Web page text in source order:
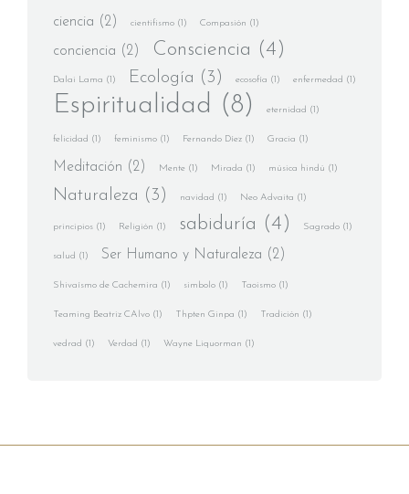
ciencia (2) cientifismo (1) Compasión (1)
conciencia (2) Consciencia (4)
Dalai Lama (1) Ecología (3) ecosofía (1) enfermedad (1)
Espiritualidad (8) eternidad (1)
felicidad (1) feminismo (1) Fernando Díez (1) Gracia (1)
Meditación (2) Mente (1) Mirada (1) música hindú (1)
Naturaleza (3) navidad (1) Neo Advaita (1)
principios (1) Religión (1) sabiduría (4) Sagrado (1)
salud (1) Ser Humano y Naturaleza (2)
Shivaísmo de Cachemira (1) simbolo (1) Taoismo (1)
Teaming Beatriz CAlvo (1) Thpten Ginpa (1) Tradición (1)
vedrad (1) Verdad (1) Wayne Liquorman (1)